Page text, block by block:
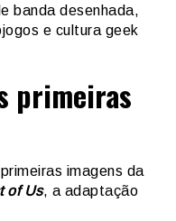
banda desenhada,
e cultura geek
primeiras
imagens da
of Us, a adaptação